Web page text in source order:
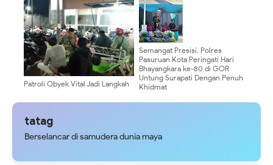
Karakter Pelajar yang Disiplin
dan Tangguh
Jelang 17 Agustus
Patroli Obyek Vital Jadi Langkah
Gangguan Kamtibmas
Semangat Presisi, Polres
Pasuruan Kota Peringati Hari
Bhayangkara ke-80 di GOR
Untung Surapati Dengan Penuh
Khidmat
tatag
Berselancar di samudera dunia maya